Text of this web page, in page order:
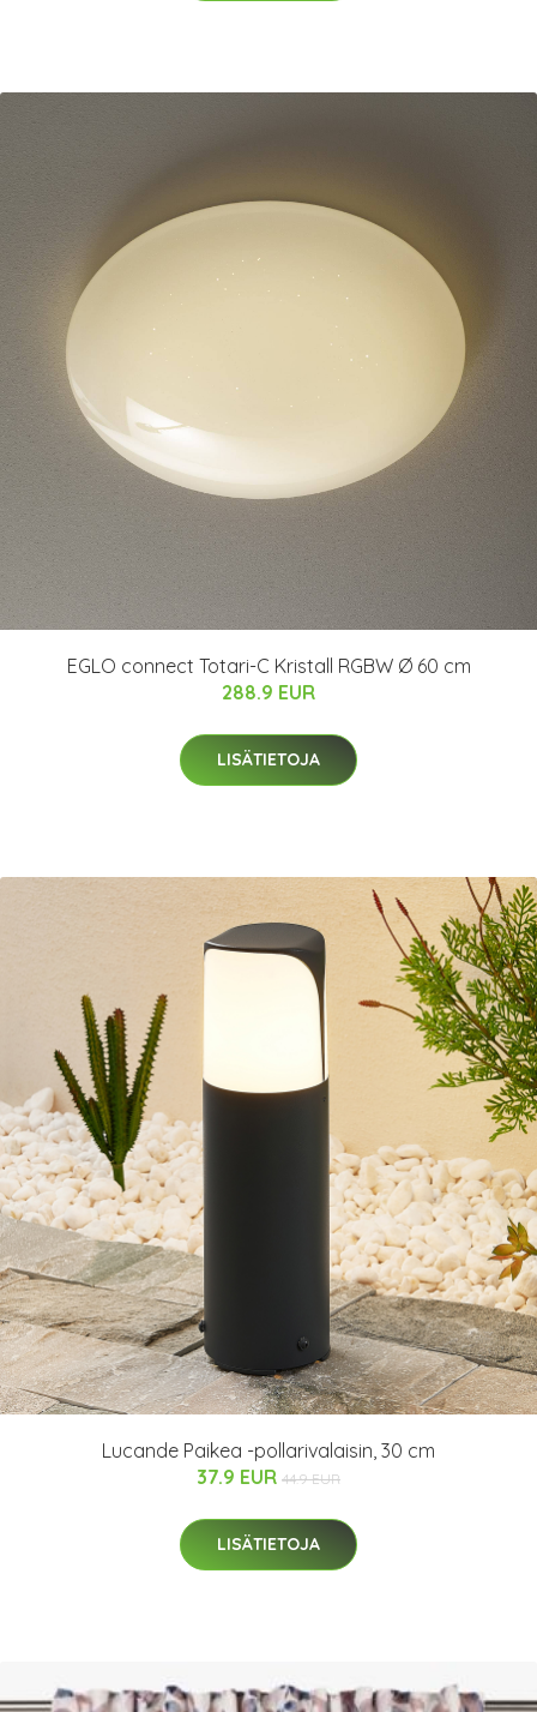
EGLO connect Totari-C Kristall RGBW Ø 60 cm
288.9 EUR
LISÄTIETOJA
Lucande Paikea -pollarivalaisin, 30 cm
37.9 EUR 44.9 EUR
LISÄTIETOJA